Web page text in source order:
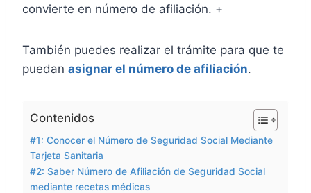
convierte en número de afiliación. +
También puedes realizar el trámite para que te
puedan asignar el número de afiliación.
Contenidos
#1: Conocer el Número de Seguridad Social Mediante
Tarjeta Sanitaria
#2: Saber Número de Afiliación de Seguridad Social
mediante recetas médicas